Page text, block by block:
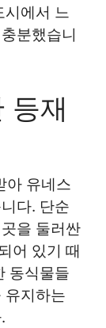
시에서 느
분했습니
등재
아 유네스
다. 단순
을 둘러싼
어 있기 때
동식물들
유지하는